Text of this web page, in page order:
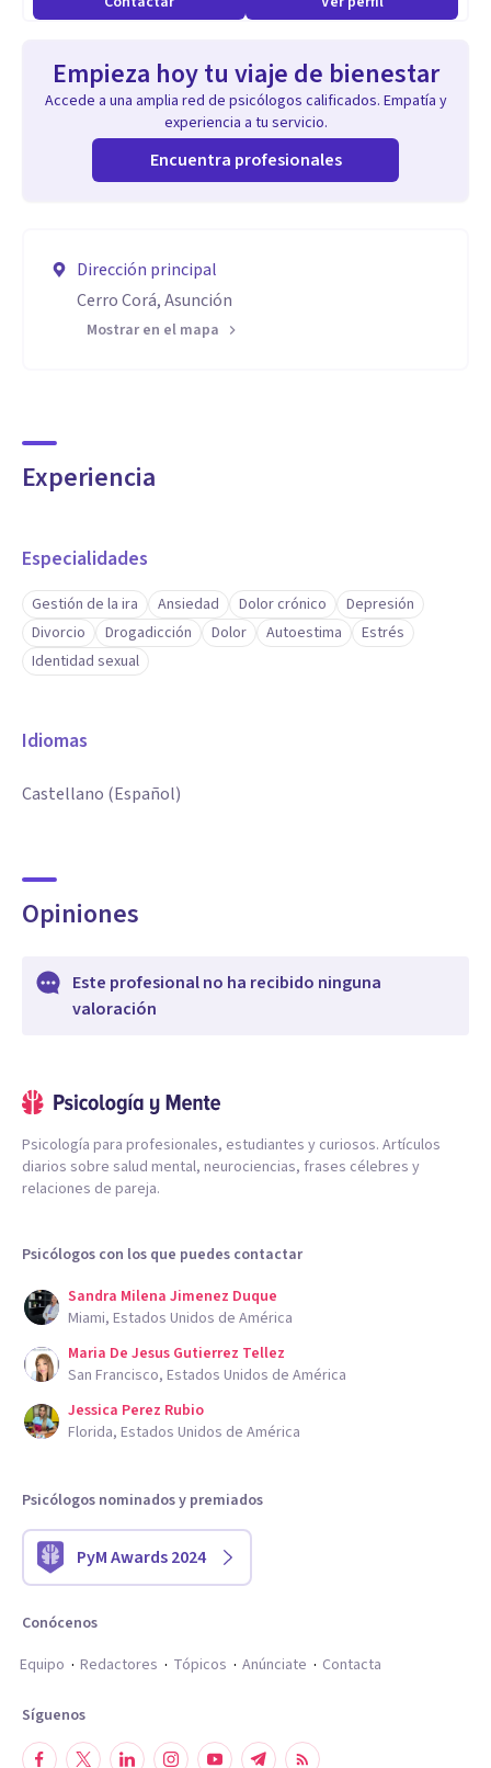
Empieza hoy tu viaje de bienestar
Accede a una amplia red de psicólogos calificados. Empatía y
experiencia a tu servicio.
Encuentra profesionales
Dirección principal
Cerro Corá, Asunción
Mostrar en el mapa
Experiencia
Especialidades
Gestión de la ira Ansiedad Dolor crónico
Depresión
Divorcio
Drogadicción Dolor Autoestima
Estrés
Identidad sexual
Idiomas
Castellano (Español)
Opiniones
Este profesional no ha recibido ninguna
valoración
Psicología para profesionales, estudiantes y curiosos. Artículos
diarios sobre salud mental, neurociencias, frases célebres y
relaciones de pareja.
Psicólogos con los que puedes contactar
Sandra Milena Jimenez Duque
Miami, Estados Unidos de América
Maria De Jesus Gutierrez Tellez
San Francisco, Estados Unidos de América
Jessica Perez Rubio
Florida, Estados Unidos de América
Psicólogos nominados y premiados
PyM Awards 2024
Conócenos
Equipo
Redactores Tópicos Anúnciate Contacta
Síguenos